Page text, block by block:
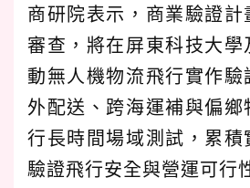
商研院表示，商業驗證計
審查，將在屏東科技大學
動無人機物流飛行實作驗
外配送、跨海運補與偏鄉
行長時間場域測試，累積
驗證飛行安全與營運可行